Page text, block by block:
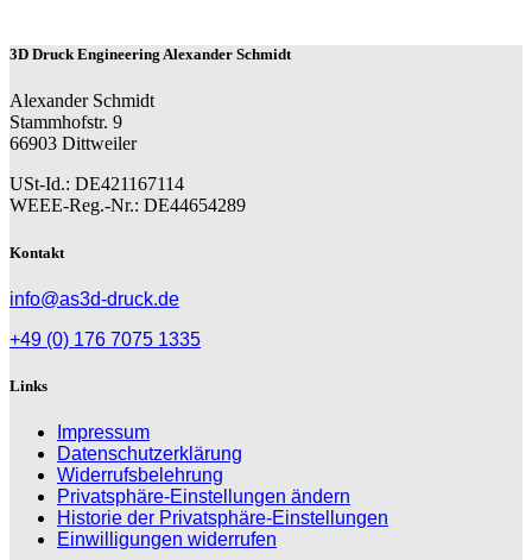
3D Druck Engineering Alexander Schmidt
Alexander Schmidt
Stammhofstr. 9
66903 Dittweiler
USt-Id.: DE421167114
WEEE-Reg.-Nr.: DE44654289
Kontakt
info@as3d-druck.de
+49 (0) 176 7075 1335
Links
Impressum
Datenschutzerklärung
Widerrufsbelehrung
Privatsphäre-Einstellungen ändern
Historie der Privatsphäre-Einstellungen
Einwilligungen widerrufen